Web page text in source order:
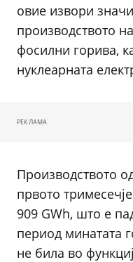
овие извори
производството
фосилни горива,
нуклеарната
РЕКЛАМА
Производството
првото
909 GWh, што е
период минатата
не била во